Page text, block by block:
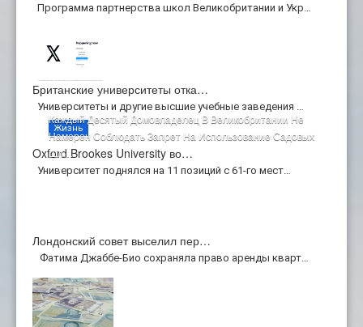
Программа партнерства школ Великобритании и Укр…
Британские университеты отка…
Университеты и другие высшие учебные заведения …
Oxford Brookes University во…
Университет поднялся на 11 позиций с 61-го мест…
Каждый Десятый Домовладелец В Великобритании Не
Намерен Соблюдать Запрет На Использование Садовых
Шл…
авг 03 2026 Hits:125
Жизнь
Лондонский совет выселил пер…
Фатима Джаббе-Био сохраняла право аренды кварт…